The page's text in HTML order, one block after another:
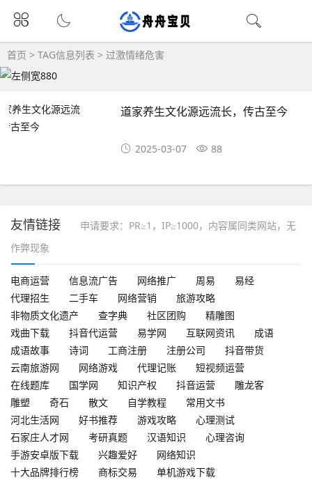
首页 > TAG信息列表 > 过激情绪危害
道家养生文化源远流长，传古至今
2025-03-07 88
友情链接
申请要求：PR≥1，IP≥1000，内容属同类网站，无
作弊现象
电商运营 信息流广告 网络推广 周易
易经
代理招生
二手车 网络营销
旅游攻略
非物质文化遗产
查字典 社区团购
精雕图
戏曲下载
抖音代运营 易学网 互联网资讯
成语
成语故事
诗词 工商注册 注册公司
抖音带货
云南旅游网
网络游戏 代理记账
短视频运营
在线题库
国学网 知识产权 抖音运营
雕龙客
雕塑
奇石 散文 自学教程
常用文书
河北生活网
好书推荐 游戏攻略
心理测试
石家庄人才网
考研真题 汉语知识
心理咨询
手游安卓版下载
兴趣爱好
网络知识
十大品牌排行榜
商标交易
单机游戏下载